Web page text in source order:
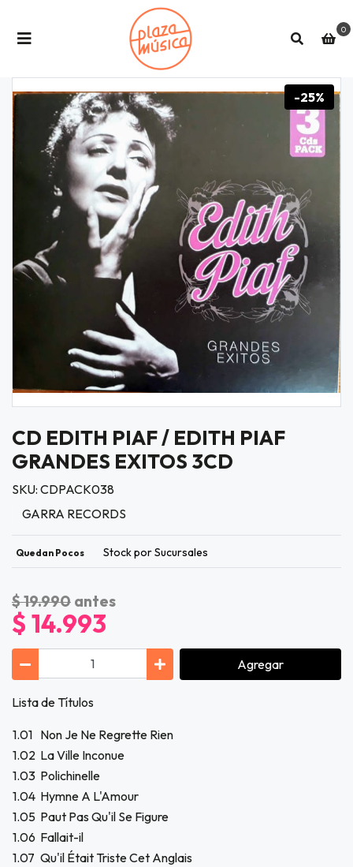
0
-25%
CD EDITH PIAF / EDITH PIAF
GRANDES EXITOS 3CD
SKU: CDPACK038
GARRA RECORDS
Quedan Pocos Stock por Sucursales
$ 19.990 antes
$ 14.993
Agregar
Lista de Títulos
1.01 Non Je Ne Regrette Rien
1.02 La Ville Inconue
1.03 Polichinelle
1.04 Hymne A L'Amour
1.05 Paut Pas Qu'il Se Figure
1.06 Fallait-il
1.07 Qu'il Était Triste Cet Anglais